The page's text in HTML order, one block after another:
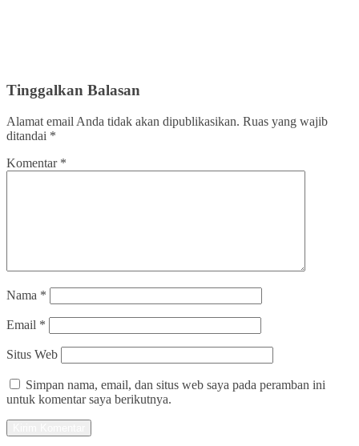
Tinggalkan Balasan
Alamat email Anda tidak akan dipublikasikan. Ruas yang wajib
ditandai *
Komentar *
Nama *
Email *
Situs Web
Simpan nama, email, dan situs web saya pada peramban ini
untuk komentar saya berikutnya.